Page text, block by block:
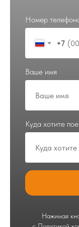
Номер
+7
Ваше имя
Куда хотите
Нажимая
опыт
цены